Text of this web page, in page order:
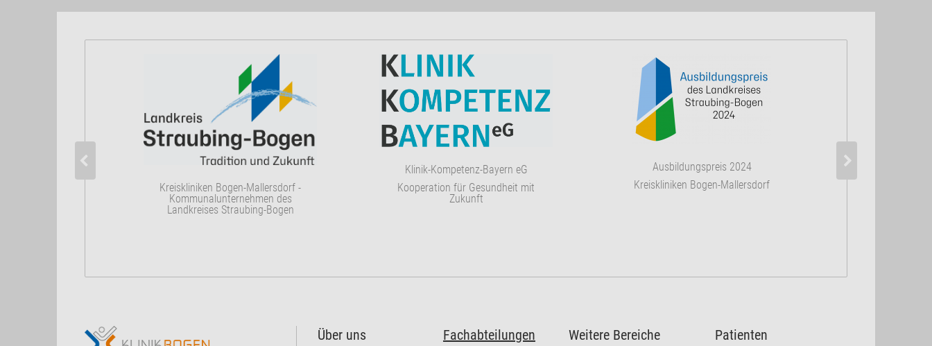
Kreiskliniken Bogen-Mallersdorf -
Kommunalunternehmen des
Landkreises Straubing-Bogen
Klinik-Kompetenz-Bayern eG
Kooperation für Gesundheit mit
Zukunft
Ausbildungspreis 2024
Kreiskliniken Bogen-Mallersdorf
Über uns Fachabteilungen Weitere Bereiche
Patienten